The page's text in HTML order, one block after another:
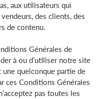
aux utilisateurs qui
des clients, des
de contenu.
Générales de
à ou d’utiliser notre site
quelconque partie de
ces Conditions Générales
pas toutes les